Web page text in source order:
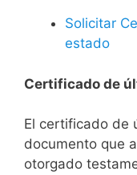
Solicitar
estado
Certificado de
El certificado de
documento que
otorgado